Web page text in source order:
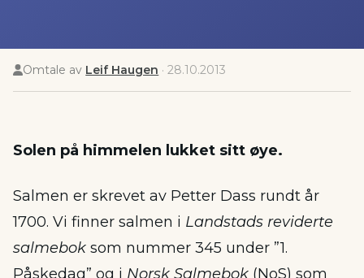
Omtale av Leif Haugen ·28.10.2013
Solen på himmelen lukket sitt øye.
Salmen er skrevet av Petter Dass rundt år
1700. Vi finner salmen i Landstads reviderte
salmebok som nummer 345 under ”1.
Påskedag” og i Norsk Salmebok (NoS) som